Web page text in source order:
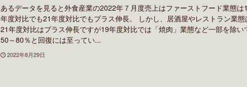
あるデータを見ると外食産業の2022年７月度売上はファーストフード業態は
年度対比でも21年度対比でもプラス伸長。 しかし、居酒屋やレストラン業態
21年度対比はプラス伸長ですが19年度対比では「焼肉」業態など一部を除い
50～80％と回復には至ってい...
2022年8月29日